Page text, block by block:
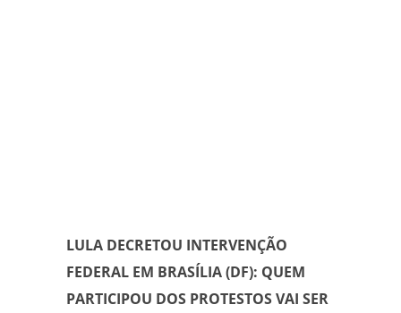
LULA DECRETOU INTERVENÇÃO
FEDERAL EM BRASÍLIA (DF): QUEM
PARTICIPOU DOS PROTESTOS VAI SER